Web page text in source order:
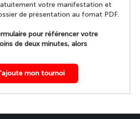
votre manifestation et
de présentation au fomat PDF.
pour référencer votre
de deux minutes, alors
mon tournoi